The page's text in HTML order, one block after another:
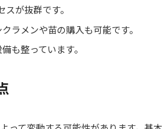
が抜群です。
ラメンや苗の購入も可能です。
も整っています。